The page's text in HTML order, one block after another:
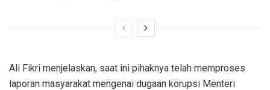
Ali Fikri menjelaskan, saat ini pihaknya telah memproses
laporan masyarakat mengenai dugaan korupsi Menteri